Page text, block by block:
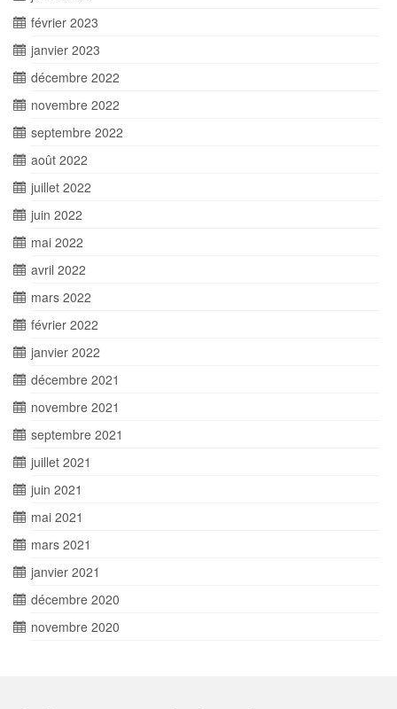
février 2023
janvier 2023
décembre 2022
novembre 2022
septembre 2022
août 2022
juillet 2022
juin 2022
mai 2022
avril 2022
mars 2022
février 2022
janvier 2022
décembre 2021
novembre 2021
septembre 2021
juillet 2021
juin 2021
mai 2021
mars 2021
janvier 2021
décembre 2020
novembre 2020